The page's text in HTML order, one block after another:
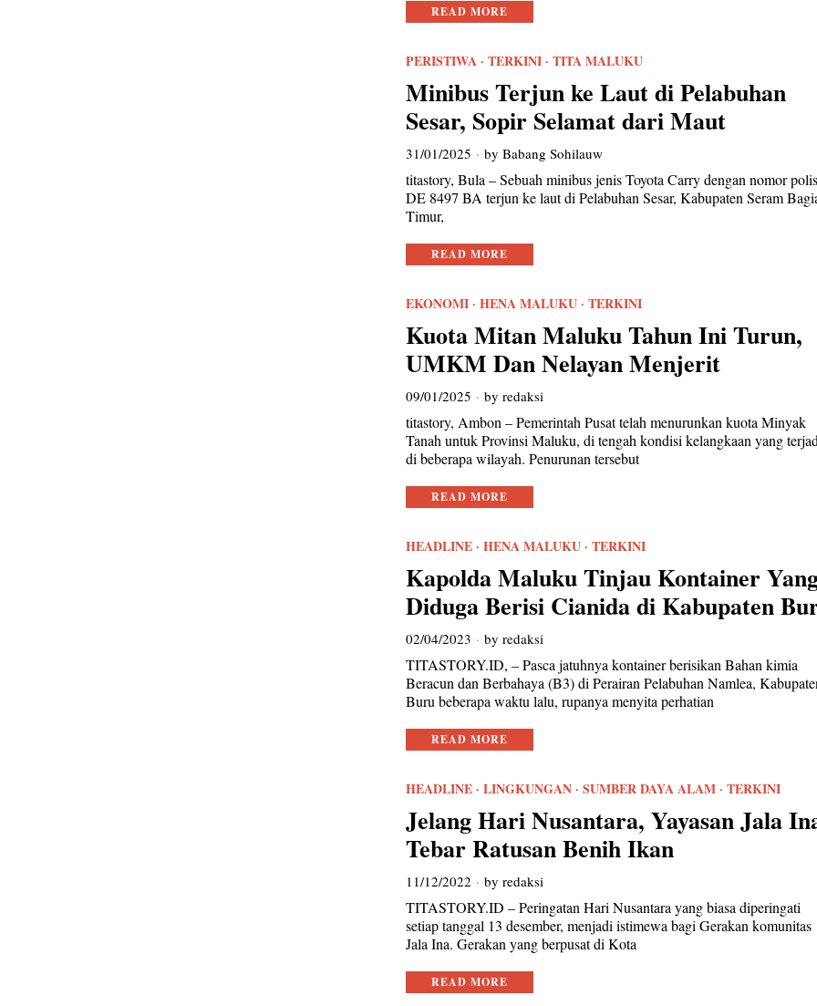
READ MORE
PERISTIWA· TERKINI· TITA MALUKU
Minibus Terjun ke Laut di Pelabuhan
Sesar, Sopir Selamat dari Maut
31/01/2025 byBabang Sohilauw
titastory, Bula – Sebuah minibus jenis Toyota Carry dengan nomor
DE 8497 BA terjun ke laut di Pelabuhan Sesar, Kabupaten Seram
Timur,
READ MORE
EKONOMI· HENA MALUKU· TERKINI
Kuota Mitan Maluku Tahun Ini Turun,
UMKM Dan Nelayan Menjerit
09/01/2025 byredaksi
titastory, Ambon – Pemerintah Pusat telah menurunkan kuota Minyak
Tanah untuk Provinsi Maluku, di tengah kondisi kelangkaan yang
di beberapa wilayah. Penurunan tersebut
READ MORE
HEADLINE· HENA MALUKU· TERKINI
Kapolda Maluku Tinjau Kontainer
Diduga Berisi Cianida di Kabupaten
02/04/2023 byredaksi
TITASTORY.ID, – Pasca jatuhnya kontainer berisikan Bahan kimia
Beracun dan Berbahaya (B3) di Perairan Pelabuhan Namlea,
Buru beberapa waktu lalu, rupanya menyita perhatian
READ MORE
HEADLINE· LINGKUNGAN· SUMBER DAYA ALAM· TERKINI
Jelang Hari Nusantara, Yayasan Jala
Tebar Ratusan Benih Ikan
11/12/2022 byredaksi
TITASTORY.ID – Peringatan Hari Nusantara yang biasa diperingati
setiap tanggal 13 desember, menjadi istimewa bagi Gerakan komunitas
Jala Ina. Gerakan yang berpusat di Kota
READ MORE